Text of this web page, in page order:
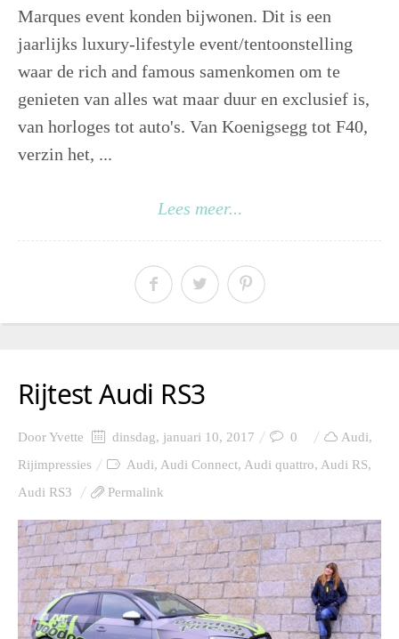
Marques event konden bijwonen. Dit is een
jaarlijks luxury-lifestyle event/tentoonstelling
waar de rich and famous samenkomen om te
genieten van alles wat maar duur en exclusief is,
van horloges tot auto's. Van Koenigsegg tot F40,
verzin het, ...
Lees meer...
Rijtest Audi RS3
DoorYvette dinsdag, januari 10, 2017 0 Audi,
Rijimpressies
Audi, Audi Connect, Audi quattro, Audi RS,
Audi RS3
Permalink